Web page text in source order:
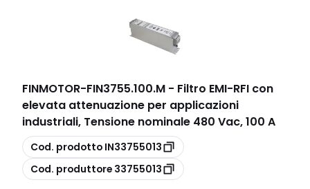
FINMOTOR-FIN3755.100.M - Filtro EMI-RFI con
elevata attenuazione per applicazioni
industriali, Tensione nominale 480 Vac, 100 A
copia
Cod. prodotto IN33755013
copia
Cod. produttore 33755013